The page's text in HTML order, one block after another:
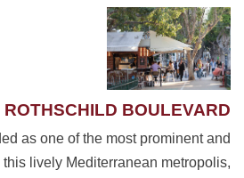
ROTHSCHILD BOULEVARD
as one of the most prominent and
lively Mediterranean metropolis,